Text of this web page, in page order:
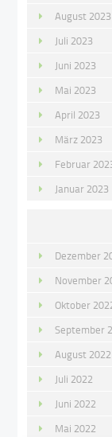
August 2023
Juli 2023
Juni 2023
Mai 2023
April 2023
März 2023
Februar
Januar 2023
Dezember
November
Oktober
September
August 2022
Juli 2022
Juni 2022
Mai 2022